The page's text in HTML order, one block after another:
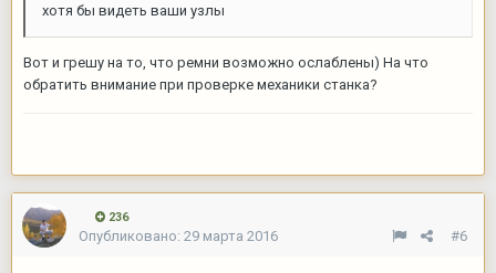
хотя бы видеть ваши узлы
Вот и грешу на то, что ремни возможно ослаблены) На что
обратить внимание при проверке механики станка?
236
#6
Опубликовано: 29 марта 2016